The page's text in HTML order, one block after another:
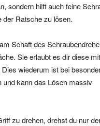
sondern hilft auch feine
der Ratsche zu lösen.
Schaft des
Sie erlaubt es dir diese
wiederum ist bei
und kann das Lösen massiv
zu drehen, drehst du nur